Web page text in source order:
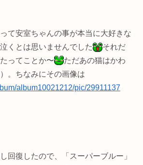
て安室ちゃんの事が本当に大好きな
くとは思いませんでした
それだ
ってことか〜
ただあの猫はかわ
。ちなみにその画像は
album10021212/pic/29911137
回復したので、「スーパーブルー」